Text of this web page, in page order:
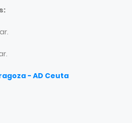
- AD Ceuta